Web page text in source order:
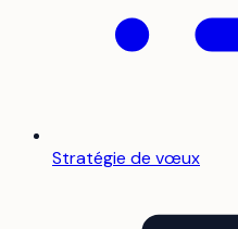
Stratégie de vœux